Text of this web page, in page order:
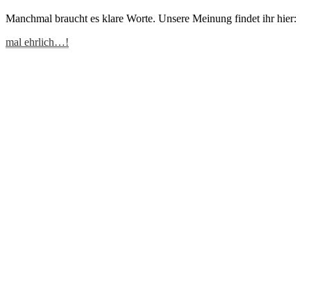
Manchmal braucht es klare Worte. Unsere Meinung findet ihr hier:
mal ehrlich…!